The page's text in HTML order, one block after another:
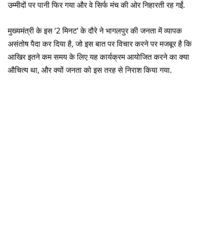
उम्मीदों पर पानी फिर गया और वे सिर्फ मंच की ओर निहारती रह गईं.
मुख्यमंत्री के इस ‘2 मिनट’ के दौरे ने भागलपुर की जनता में व्यापक
असंतोष पैदा कर दिया है, जो इस बात पर विचार करने पर मजबूर है कि
आखिर इतने कम समय के लिए यह कार्यक्रम आयोजित करने का क्या
औचित्य था, और क्यों जनता को इस तरह से निराश किया गया.